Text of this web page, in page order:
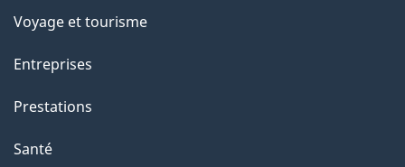
p
a
g
e
Voyage et tourisme
Entreprises
Prestations
Santé